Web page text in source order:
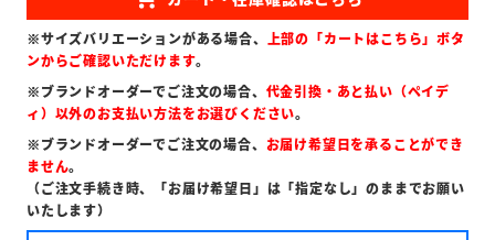
※サイズバリエーションがある場合、 上部の「カートはこちら」ボタ
ンからご確認いただけます。
※ブランドオーダーでご注文の場合、 代金引換・あと払い（ペイデ
ィ）以外のお支払い方法をお選びください。
※ブランドオーダーでご注文の場合、 お届け希望日を承ることができ
ません。
（ご注文手続き時、「お届け希望日」は「指定なし」のままでお願い
いたします）